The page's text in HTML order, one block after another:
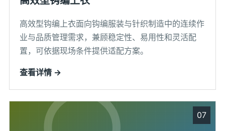
高效型钩编上衣面向钩编服装与针织制造中的连续作
业与品质管理需求，兼顾稳定性、易用性和灵活配
置，可依据现场条件提供适配方案。
查看详情 →
07